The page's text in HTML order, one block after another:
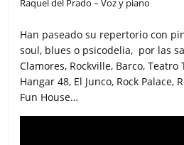
Raquel del Prado – Voz y piano
Han paseado su repertorio con
soul, blues o psicodelia, por las
Clamores, Rockville, Barco,
Hangar 48, El Junco, Rock Palace,
Fun House…